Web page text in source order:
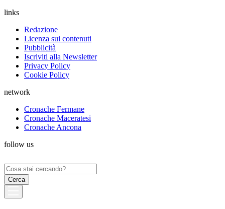
links
Redazione
Licenza sui contenuti
Pubblicità
Iscriviti alla Newsletter
Privacy Policy
Cookie Policy
network
Cronache Fermane
Cronache Maceratesi
Cronache Ancona
follow us
Ricerca
per: